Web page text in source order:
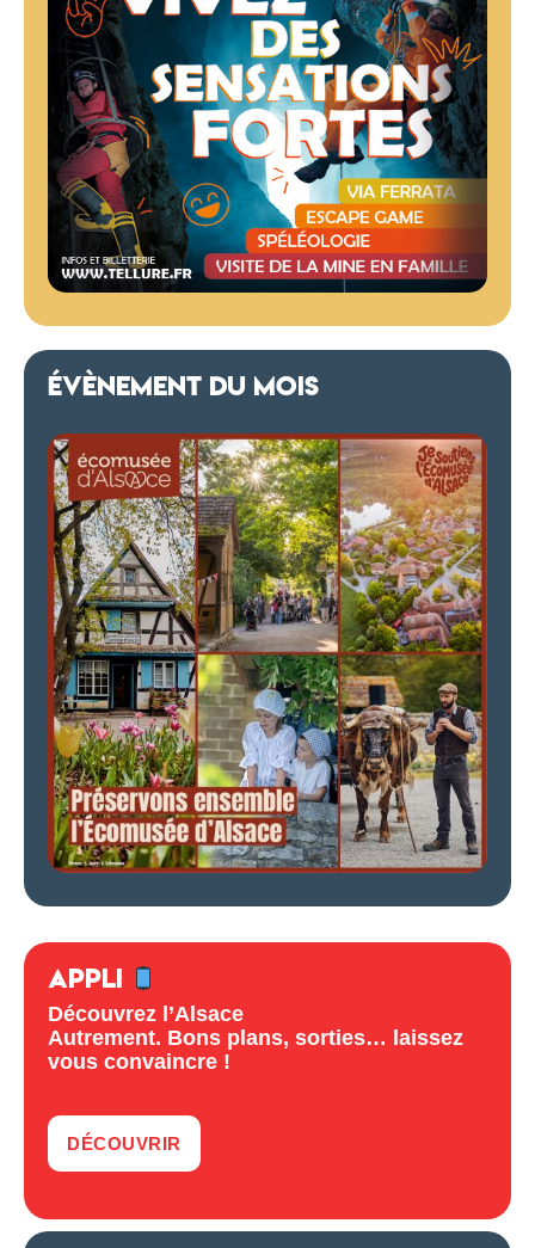
ÉVÈNEMENT DU MOIS
APPLI
Découvrez l’Alsace
Autrement. Bons plans, sorties… laissez
vous convaincre !
DÉCOUVRIR